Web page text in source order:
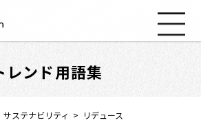
ノウハウ
ー情報
レンド用語集
サステナビリティ リデュース